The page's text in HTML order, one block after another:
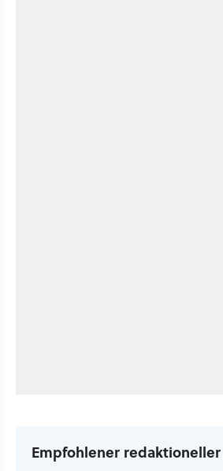
Empfohlener